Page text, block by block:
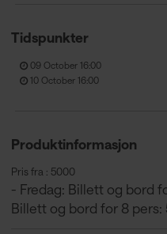
Tidspunkter
09 October 16:00
10 October 16:00
Produktinformasjon
Pris fra : 5000
- Fredag: Billett og bord
Billett og bord for 8 pers: